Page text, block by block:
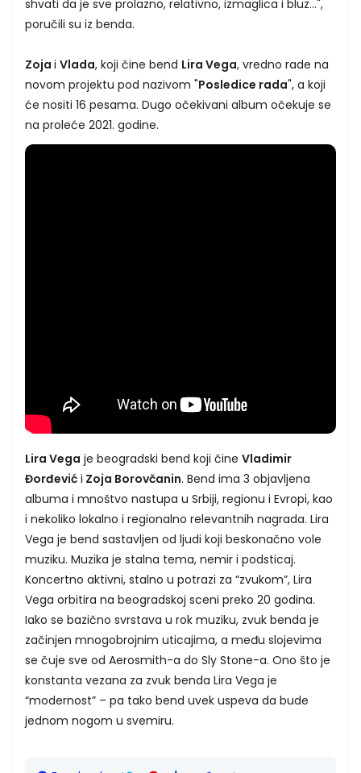
shvati da je sve prolazno, relativno, izmaglica i bluz...",
poručili su iz benda.
Zoja i Vlada, koji čine bend Lira Vega, vredno rade na
novom projektu pod nazivom "Posledice rada", a koji
će nositi 16 pesama. Dugo očekivani album očekuje se
na proleće 2021. godine.
Lira Vega je beogradski bend koji čine Vladimir
Đorđević i Zoja Borovčanin. Bend ima 3 objavljena
albuma i mnoštvo nastupa u Srbiji, regionu i Evropi, kao
i nekoliko lokalno i regionalno relevantnih nagrada. Lira
Vega je bend sastavljen od ljudi koji beskonačno vole
muziku. Muzika je stalna tema, nemir i podsticaj.
Koncertno aktivni, stalno u potrazi za “zvukom”, Lira
Vega orbitira na beogradskoj sceni preko 20 godina.
Iako se bazično svrstava u rok muziku, zvuk benda je
začinjen mnogobrojnim uticajima, a među slojevima
se čuje sve od Aerosmith-a do Sly Stone-a. Ono što je
konstanta vezana za zvuk benda Lira Vega je
“modernost” – pa tako bend uvek uspeva da bude
jednom nogom u svemiru.